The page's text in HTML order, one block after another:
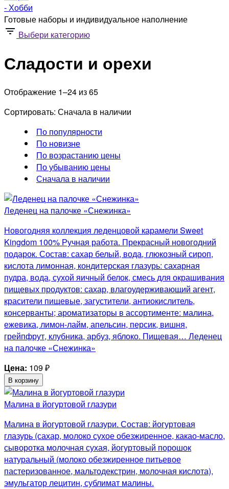
- Хобби
Готовые наборы и индивидуальное наполнение
Выбери категорию
Сладости и орехи
Отображение 1–24 из 65
Сортировать: Сначала в наличии
По популярности
По новизне
По возрастанию цены
По убыванию цены
Сначала в наличии
Леденец на палочке «Снежинка»
Новогодняя коллекция леденцовой карамели Sweet
Kingdom 100% Ручная работа. Прекрасный новогодний
подарок. Состав: сахар белый, вода, глюкозный сироп,
кислота лимонная, кондитерская глазурь: сахарная
пудра, вода, сухой яичный белок, смесь для окрашивания
пищевых продуктов: сахар, влагоудерживающий агент,
красители пищевые, загустители, антиокислитель,
консерванты; ароматизаторы в ассортименте: малина,
ежевика, лимон-лайм, апельсин, персик, вишня,
грейпфрут, клубника, арбуз, яблоко. Пищевая… Леденец
на палочке «Снежинка»
Цена: 109₽
В корзину
Малина в йогуртовой глазури
Малина в йогуртовой глазури. Состав: йогуртовая
глазурь (сахар, молоко сухое обезжиренное, какао-масло,
сыворотка молочная сухая, йогуртовый порошок
натуральный (молоко обезжиренное питьевое
пастеризованное, мальтодекстрин, молочная кислота),
эмульгатор лецитин, сублимат малины.